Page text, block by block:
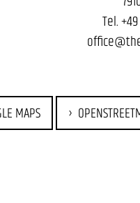
Tel.
MAPS